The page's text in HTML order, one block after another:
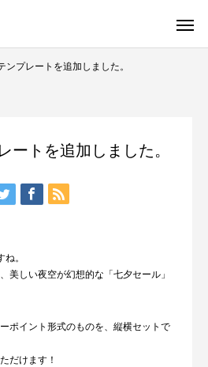
ンプレートを追加しました。
ートを追加しました。
。
美しい夜空が幻想的な「七夕セール」
ポイント形式のものを、縦横セットで
だけます！